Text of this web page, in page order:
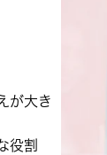
が大き
役割